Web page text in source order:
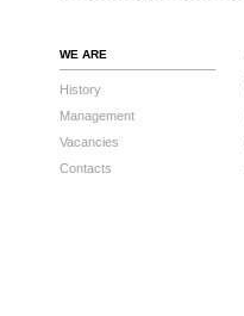
WE ARE
History
Management
Vacancies
Contacts